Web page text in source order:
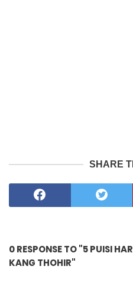
SHARE
0 RESPONSE TO "5 PUISI
KANG THOHIR"